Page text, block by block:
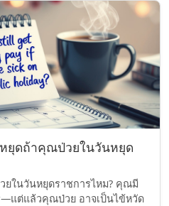
ยุดถ้าคุณป่วยในวันหยุด
ยในวันหยุดราชการไหม? คุณมี
แต่แล้วคุณป่วย อาจเป็นไข้หวัด